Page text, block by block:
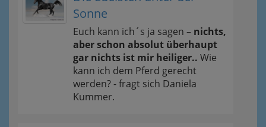
Sonne
Euch kann ich´s ja sagen – nichts,
aber schon absolut überhaupt
gar nichts ist mir heiliger.. Wie
kann ich dem Pferd gerecht
werden? - fragt sich Daniela
Kummer.